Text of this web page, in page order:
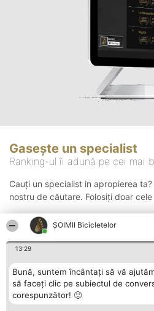
ȘOIMII Bicicletelor
13:29
Bună, suntem încântați să vă
să faceți clic pe subiectul de
corespunzător! 🙂
Gasește un specialist
Ranking-ul îi adună pe cei mai
Cauți un specialist in apropierea
nostru de căutare. Folosiți doar